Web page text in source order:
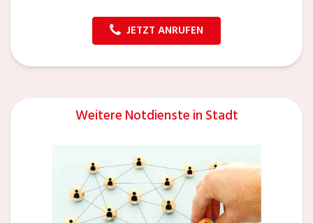
JETZT ANRUFEN
Weitere Notdienste in Stadt